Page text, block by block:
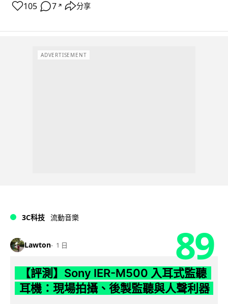
105 7 ↗ 分享
ADVERTISEMENT
3C科技 流動音樂
Lawton 1 日 89
【評測】Sony IER-M500 入耳式監聽
耳機：現場拍攝、後製監聽與人聲利器